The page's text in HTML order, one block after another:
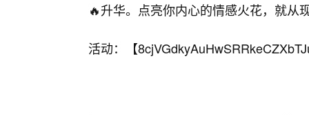
🔥升华。点亮你内心的情感火花，就从
活动：【